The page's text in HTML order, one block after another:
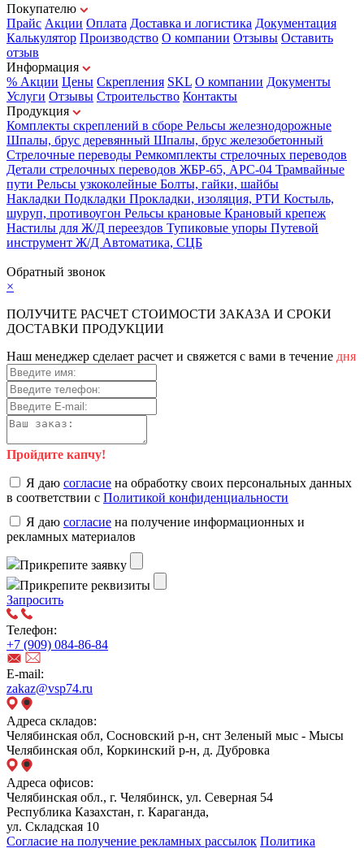
Покупателю
Прайс Акции Оплата Доставка и логистика Документация
Калькулятор Производство О компании Отзывы Оставить
отзыв
Информация
% Акции Цены Скрепления SKL О компании Документы
Услуги Отзывы Строительство Контакты
Продукция
Комплекты скреплений в сборе Рельсы железнодорожные
Шпалы, брус деревянный Шпалы, брус железобетонный
Стрелочные переводы Ремкомплекты стрелочных переводов
Детали стрелочных переводов ЖБР-65, АРС-04 Трамвайные
пути Рельсы узкоколейные Болты, гайки, шайбы
Накладки Подкладки Прокладки, изоляция, РТИ Костыль,
шуруп, противоугон Рельсы крановые Крановый крепеж
Настилы для Ж/Д переездов Тупиковые упоры Путевой
инструмент Ж/Д Автоматика, СЦБ
Обратный звонок
×
ПОЛУЧИТЕ РАСЧЕТ СТОИМОСТИ ЗАКАЗА И СРОКИ
ДОСТАВКИ ПРОДУКЦИИ
Наш менеджер сделает расчет и свяжется с вами в течение дня
Пройдите капчу!
Я даю согласие на обработку своих персональных данных
в соответствии с Политикой конфиденциальности
Я даю согласие на получение информационных и
рекламных материалов
Прикрепите заявку
Прикрепите реквизиты
Запросить
Телефон:
+7 (909) 084-86-84
E-mail:
zakaz@vsp74.ru
Адреса складов:
Челябинская обл, Сосновский р-н, снт Зеленый мыс - Мысы
Челябинская обл, Коркинский р-н, д. Дубровка
Адреса офисов:
Челябинская обл., г. Челябинск, ул. Северная 54
Республика Казахстан, г. Караганда,
ул. Складская 10
Согласие на получение рекламных рассылок Политика